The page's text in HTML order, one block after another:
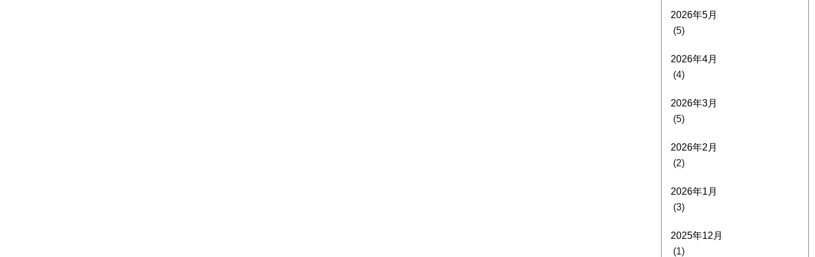
2026年5月
(5)
2026年4月
(4)
2026年3月
(5)
2026年2月
(2)
2026年1月
(3)
2025年12月
(1)